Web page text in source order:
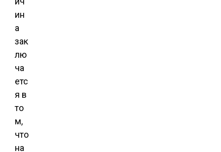
ин
а
зак
лю
ча
етс
я в
то
м,
что
на